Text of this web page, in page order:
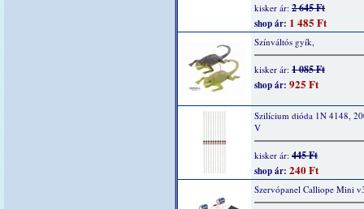
kisker ár: 2 645 Ft
shop ár: 1 485 Ft
Színváltós gyík,
kisker ár: 1 085 Ft
shop ár: 925 Ft
Szilícium dióda 1N 4148,
V
kisker ár: 445 Ft
shop ár: 240 Ft
Szervópanel Calliope Mini